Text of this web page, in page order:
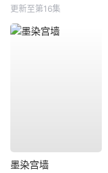
更新至第16集
墨染宫墙